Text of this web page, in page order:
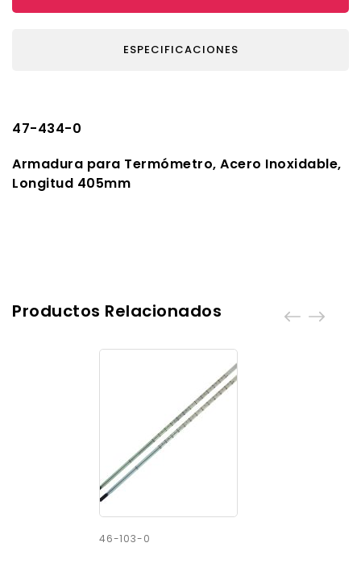
ESPECIFICACIONES
47-434-0
Armadura para Termómetro, Acero Inoxidable,
Longitud 405mm
Productos Relacionados
46-103-0